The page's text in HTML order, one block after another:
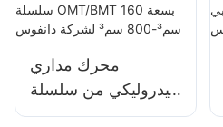
لشركة دانفوس
محرك مداري
هيدروليكي من سلسلة
OMT/BMT بسعة 160